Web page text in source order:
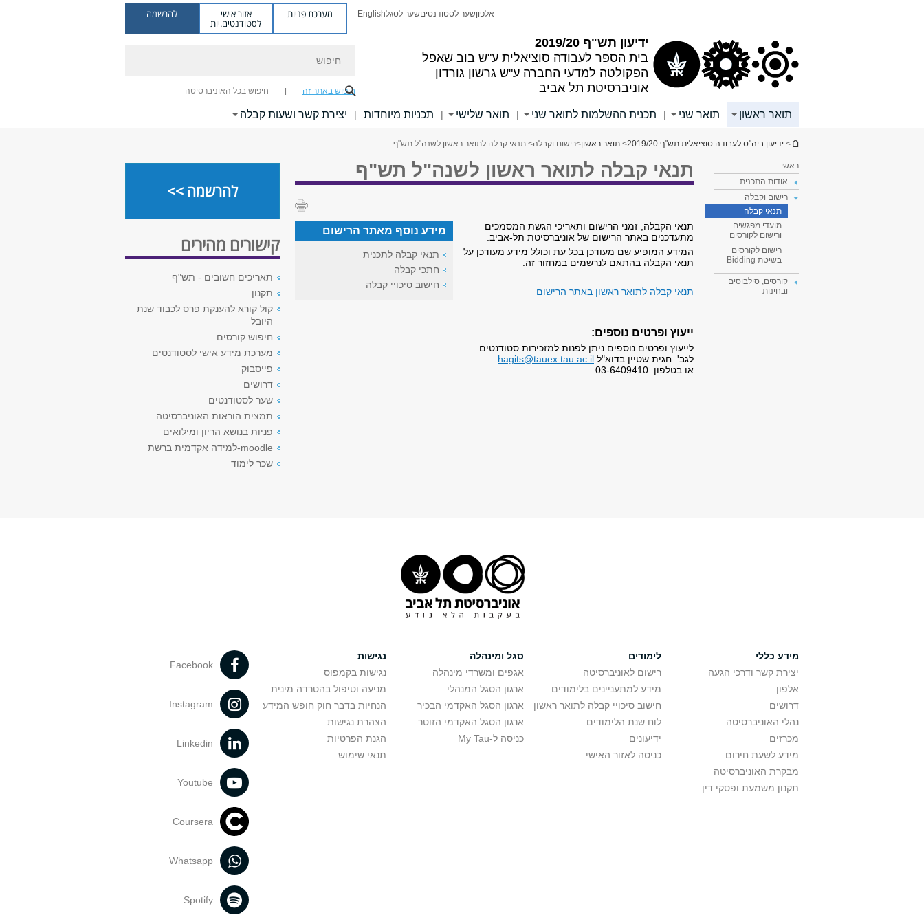
ידיעון תש"ף 2019/20
בית הספר לעבודה סוציאלית ע"ש בוב שאפל
הפקולטה למדעי החברה ע"ש גרשון גורדון
אוניברסיטת תל אביב
אלפוןשער לסטודנטיםשער לסגלEnglish מערכת פניות אזור אישי
לסטודנטים.יות
להרשמה
חיפוש באתר זה חיפוש בכל האוניברסיטה
תואר ראשון תואר שני | תכנית ההשלמות לתואר שני | תואר שלישי | תכניות מיוחדות | יצירת קשר ושעות קבלה
הינך נמצא כאן
> ידיעון ביה"ס לעבודה סוציאלית תש"ף 2019/20 > תואר ראשון>רישום וקבלה> תנאי קבלה לתואר ראשון לשנה"ל תש"ף
ראשי
אודות התכנית
רישום וקבלה
תנאי קבלה
מועדי מפגשים
ורישום לקורסים
רישום לקורסים
בשיטת Bidding
קורסים, סילבוסים
ובחינות
תנאי קבלה לתואר ראשון לשנה"ל תש"ף
מידע נוסף מאתר הרישום
תנאי קבלה לתכנית
חתכי קבלה
חישוב סיכויי קבלה
תנאי הקבלה, זמני הרישום ותאריכי הגשת המסמכים
מתעדכנים באתר הרישום של אוניברסיטת תל-אביב.
המידע המופיע שם מעודכן בכל עת וכולל מידע מעודכן על
תנאי הקבלה בהתאם לנרשמים במחזור זה.
תנאי קבלה לתואר ראשון באתר הרישום
ייעוץ ופרטים נוספים:
לייעוץ ופרטים נוספים ניתן לפנות למזכירות סטודנטים:
לגב' חגית שטיין בדוא"ל hagits@tauex.tau.ac.il
או בטלפון: 03-6409410.
להרשמה >>
קישורים מהירים
תאריכים חשובים - תש"ף
תקנון
קול קורא להענקת פרס לכבוד שנת
היובל
חיפוש קורסים
מערכת מידע אישי לסטודנטים
פייסבוק
דרושים
שער לסטודנטים
תמצית הוראות האוניברסיטה
פניות בנושא הריון ומילואים
moodle-למידה אקדמית ברשת
שכר לימוד
מידע כללי
יצירת קשר ודרכי הגעה
אלפון
דרושים
נהלי האוניברסיטה
מכרזים
מידע לשעת חירום
מבקרת האוניברסיטה
תקנון משמעת ופסקי דין
לימודים
רישום לאוניברסיטה
מידע למתעניינים בלימודים
חישוב סיכויי קבלה לתואר ראשון
לוח שנת הלימודים
ידיעונים
כניסה לאזור האישי
סגל ומינהלה
אגפים ומשרדי מינהלה
ארגון הסגל המנהלי
ארגון הסגל האקדמי הבכיר
ארגון הסגל האקדמי הזוטר
כניסה ל-My Tau
נגישות
נגישות בקמפוס
מניעה וטיפול בהטרדה מינית
הנחיות בדבר חוק חופש המידע
הצהרת נגישות
הגנת הפרטיות
תנאי שימוש
Facebook
Instagram
Linkedin
Youtube
Coursera
Whatsapp
Spotify